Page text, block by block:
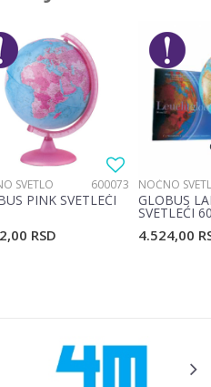
SVETLO 600073
PINK SVETLEĆI
RSD
NOĆNO
GLOBUS
SVETLEĆI
4.524,00